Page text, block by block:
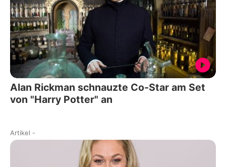
Alan Rickman schnauzte Co-Star am Set
von "Harry Potter" an
Artikel -